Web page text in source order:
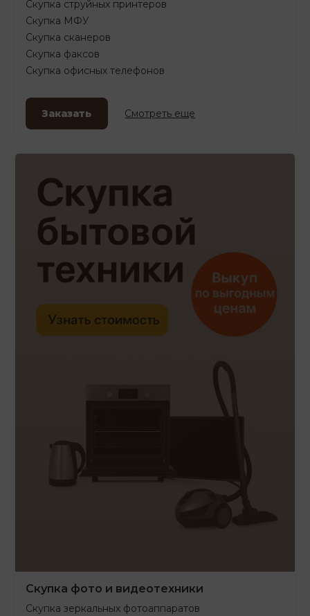
Скупка струйных принтеров
Скупка МФУ
Скупка сканеров
Скупка факсов
Скупка офисных телефонов
Заказать Смотреть еще
Скупка фото и видеотехники
Скупка зеркальных фотоаппаратов